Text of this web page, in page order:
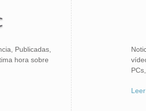
Publicadas,
hora sobre